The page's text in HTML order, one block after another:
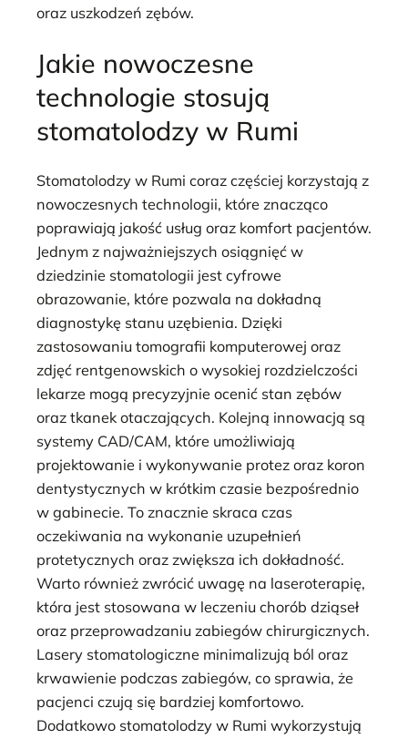
oraz uszkodzeń zębów.
Jakie nowoczesne
technologie stosują
stomatolodzy w Rumi
Stomatolodzy w Rumi coraz częściej korzystają z
nowoczesnych technologii, które znacząco
poprawiają jakość usług oraz komfort pacjentów.
Jednym z najważniejszych osiągnięć w
dziedzinie stomatologii jest cyfrowe
obrazowanie, które pozwala na dokładną
diagnostykę stanu uzębienia. Dzięki
zastosowaniu tomografii komputerowej oraz
zdjęć rentgenowskich o wysokiej rozdzielczości
lekarze mogą precyzyjnie ocenić stan zębów
oraz tkanek otaczających. Kolejną innowacją są
systemy CAD/CAM, które umożliwiają
projektowanie i wykonywanie protez oraz koron
dentystycznych w krótkim czasie bezpośrednio
w gabinecie. To znacznie skraca czas
oczekiwania na wykonanie uzupełnień
protetycznych oraz zwiększa ich dokładność.
Warto również zwrócić uwagę na laseroterapię,
która jest stosowana w leczeniu chorób dziąseł
oraz przeprowadzaniu zabiegów chirurgicznych.
Lasery stomatologiczne minimalizują ból oraz
krwawienie podczas zabiegów, co sprawia, że
pacjenci czują się bardziej komfortowo.
Dodatkowo stomatolodzy w Rumi wykorzystują